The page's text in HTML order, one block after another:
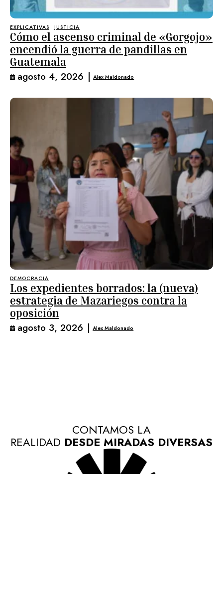
EXPLICATIVAS JUSTICIA
Cómo el ascenso criminal de «Gorgojo»
encendió la guerra de pandillas en
Guatemala
agosto 4, 2026 | Alex Maldonado
DEMOCRACIA
Los expedientes borrados: la (nueva)
estrategia de Mazariegos contra la
oposición
agosto 3, 2026 | Alex Maldonado
CONTAMOS LA
REALIDAD DESDE MIRADAS DIVERSAS